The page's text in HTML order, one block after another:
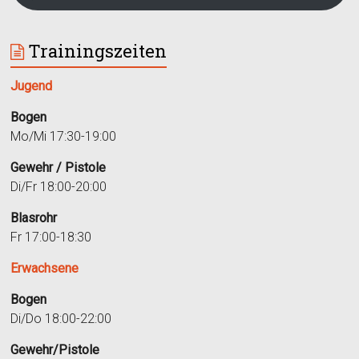
Trainingszeiten
Jugend
Bogen
Mo/Mi 17:30-19:00
Gewehr / Pistole
Di/Fr 18:00-20:00
Blasrohr
Fr 17:00-18:30
Erwachsene
Bogen
Di/Do 18:00-22:00
Gewehr/Pistole